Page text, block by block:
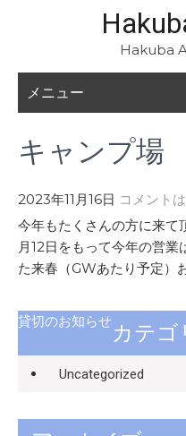
Hakuba
メニュー
キャンプ場
2023年11月16日 コメント
今年もたくさんの方に来て
月12日をもって今年の営業
た来春（GWあたり予定）
貸切のお知らせカテゴ
Uncategorized